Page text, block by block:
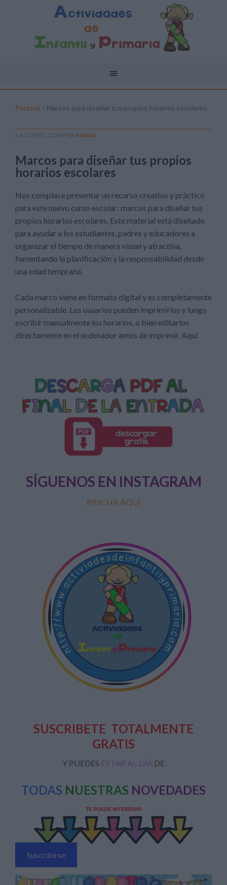
Portada » Marcos para diseñar tus propios horarios escolares
6 AGOSTO, 2024 POR MARÍA
Marcos para diseñar tus propios
horarios escolares
Nos complace presentar un recurso creativo y práctico
para este nuevo curso escolar: marcos para diseñar tus
propios horarios escolares. Este material está diseñado
para ayudar a los estudiantes, padres y educadores a
organizar el tiempo de manera visual y atractiva,
fomentando la planificación y la responsabilidad desde
una edad temprana.
Cada marco viene en formato digital y es completamente
personalizable. Los usuarios pueden imprimirlos y luego
escribir manualmente los horarios, o bien editarlos
directamente en el ordenador antes de imprimir. Aquí
SÍGUENOS EN INSTAGRAM
PINCHA AQUÍ
SUSCRIBETE TOTALMENTE
GRATIS
Y PUEDES ESTAR AL DÍA DE
TODAS NUESTRAS NOVEDADES
Suscribirse